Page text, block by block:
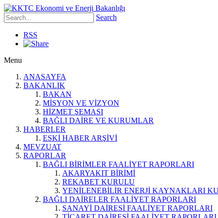
Search
RSS
Menu
ANASAYFA
BAKANLIK
BAKAN
MİSYON VE VİZYON
HİZMET ŞEMASI
BAĞLI DAİRE VE KURUMLAR
HABERLER
ESKİ HABER ARŞİVİ
MEVZUAT
RAPORLAR
BAĞLI BİRİMLER FAALİYET RAPORLARI
AKARYAKIT BİRİMİ
REKABET KURULU
YENİLENEBİLİR ENERJİ KAYNAKLARI
BAĞLI DAİRELER FAALİYET RAPORLARI
SANAYİ DAİRESİ FAALİYET RAPORLARI